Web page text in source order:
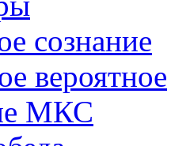
сознание
вероятное
МКС